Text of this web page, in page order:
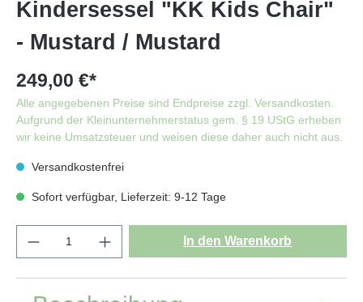
Kindersessel "KK Kids Chair"
- Mustard / Mustard
249,00 €*
Alle angegebenen Preise sind Endpreise zzgl. Versandkosten.
Aufgrund der Kleinunternehmerstatus gem. § 19 UStG erheben
wir keine Umsatzsteuer und weisen diese daher auch nicht aus.
Versandkostenfrei
Sofort verfügbar, Lieferzeit: 9-12 Tage
In den Warenkorb